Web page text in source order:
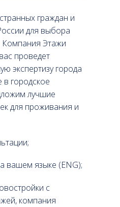
граждан и
для выбора
Компания Этажи
проведет
экспертизу города
городское
лучшие
для проживания и
вашем языке (ENG);
с
компания